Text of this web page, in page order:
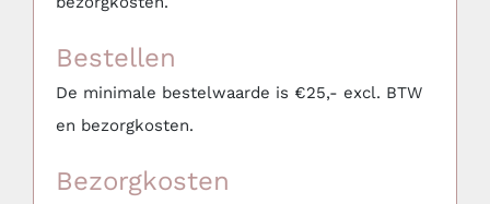
Serviesgoed, glaswerk, keuken & BBQ
Bars, Koelkasten & Koelingen
(Party)tenten, Overkappingen & Parasols
Bestellen
De minimale bestelwaarde is €25,- excl. BTW
en bezorgkosten.
Bezorgkosten